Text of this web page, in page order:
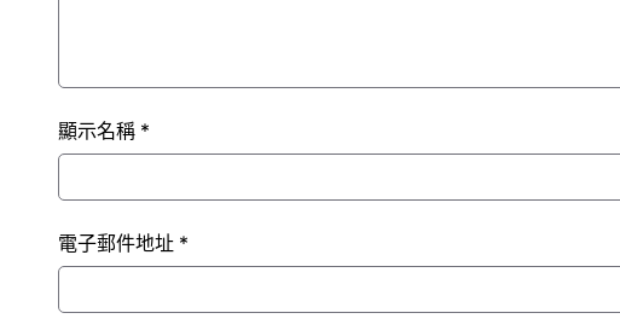
顯示名稱 *
電子郵件地址 *